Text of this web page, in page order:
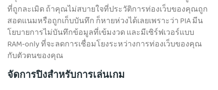
ที่ถูกละเมิด ถ้าคุณไม่สบายใจที่ประวัติการท่องเว็บของคุณถูก
สอดแนมหรือถูกเก็บบันทึก ก็หายห่วงได้เลยเพราะว่า PIA มีน
โยบายการไม่บันทึกข้อมูลที่เข้มงวด และมีเซิร์ฟเวอร์แบบ
RAM-only ที่จะลดการเชื่อมโยงระหว่างการท่องเว็บของคุณ
กับตัวตนของคุณ
จัดการปิงสำหรับการเล่นเกม